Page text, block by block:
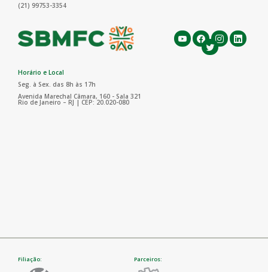
(21) 99753-3354
Horário e Local
Seg. à Sex. das 8h às 17h
Avenida Marechal Câmara, 160 - Sala 321
Rio de Janeiro – RJ | CEP: 20.020-080
Filiação: Parceiros: